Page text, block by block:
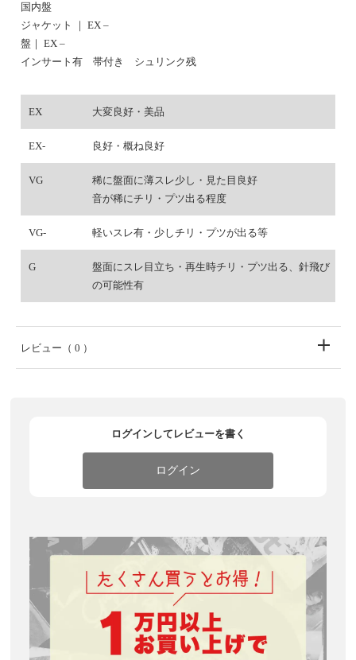
国内盤
ジャケット ｜ EX –
盤｜ EX –
インサート有 帯付き シュリンク残
EX 大変良好・美品
EX- 良好・概ね良好
VG
稀に盤面に薄スレ少し・見た目良好
音が稀にチリ・プツ出る程度
VG- 軽いスレ有・少しチリ・プツが出る等
G
盤面にスレ目立ち・再生時チリ・プツ出る、針飛び
の可能性有
レビュー （ 0 ）
ログインしてレビューを書く
ログイン